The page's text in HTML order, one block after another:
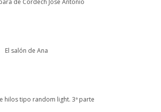
de Cordech Jose Antonio
El salón de Ana
hilos tipo random light. 3ª parte